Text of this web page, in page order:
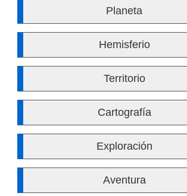
Planeta
Hemisferio
Territorio
Cartografía
Exploración
Aventura